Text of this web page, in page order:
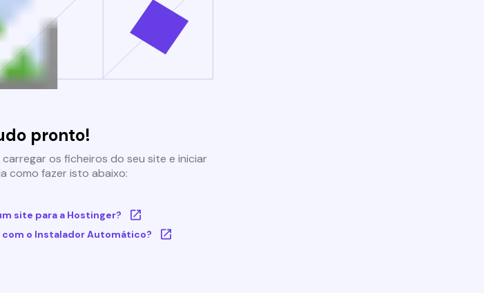
pronto!
os ficheiros do seu site e iniciar
como fazer isto abaixo:
site para a Hostinger?
com o Instalador Automático?